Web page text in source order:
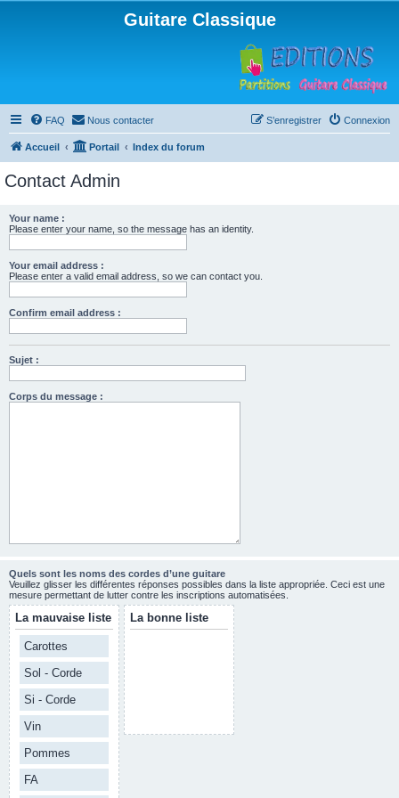
Guitare Classique
FAQ Nous contacter Connexion
S’enregistrer
Accueil Portail Index du forum
Contact Admin
Your name :
Please enter your name, so the message has an identity.
Your email address :
Please enter a valid email address, so we can contact you.
Confirm email address :
Sujet :
Corps du message :
Quels sont les noms des cordes d’une guitare
Veuillez glisser les différentes réponses possibles dans la liste appropriée. Ceci est une
mesure permettant de lutter contre les inscriptions automatisées.
La mauvaise liste
Carottes
Sol - Corde
Si - Corde
Vin
Pommes
FA
La bonne liste